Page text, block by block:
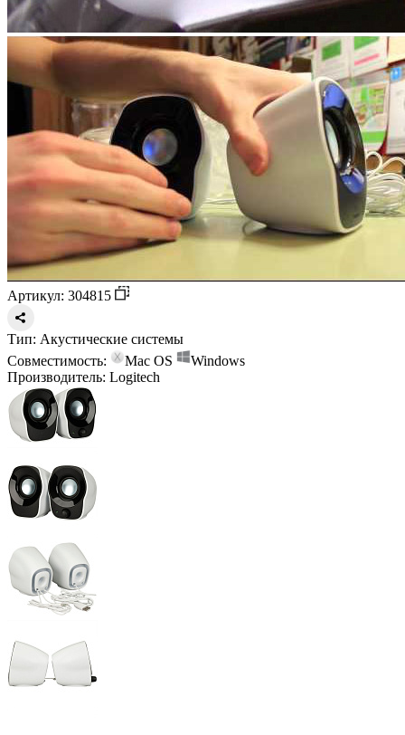
Артикул: 304815
Тип: Акустические системы
Совместимость:
Mac OS
Windows
Производитель: Logitech